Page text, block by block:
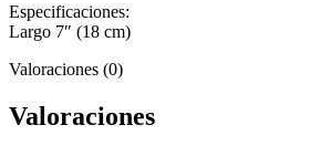
Especificaciones:
Largo 7″ (18 cm)
Valoraciones (0)
Valoraciones